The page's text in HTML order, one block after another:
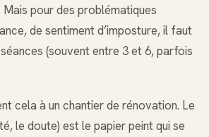
pour des problématiques
de sentiment d’imposture, il faut
(souvent entre 3 et 6, parfois
cela à un chantier de rénovation. Le
le doute) est le papier peint qui se